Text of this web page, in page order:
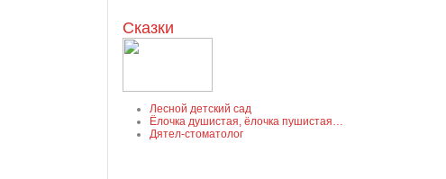
Сказки
Лесной детский сад
Ёлочка душистая, ёлочка пушистая…
Дятел-стоматолог